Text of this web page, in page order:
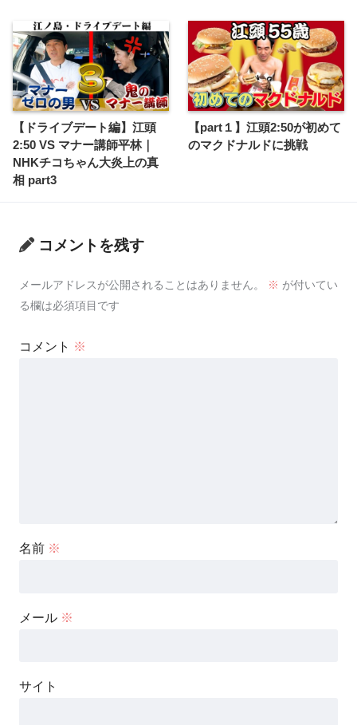
【ドライブデート編】江頭
2:50 VS マナー講師平林｜
NHKチコちゃん大炎上の真
相 part3
【part１】江頭2:50が初めて
のマクドナルドに挑戦
コメントを残す
メールアドレスが公開されることはありません。 ※ が付いてい
る欄は必須項目です
コメント ※
名前 ※
メール ※
サイト